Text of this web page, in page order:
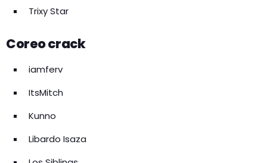
Trixy Star
Coreo crack
iamferv
ItsMitch
Kunno
Libardo Isaza